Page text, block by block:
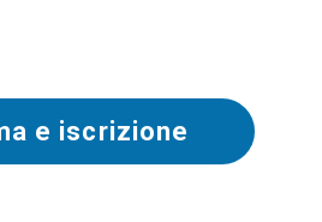
e iscrizione